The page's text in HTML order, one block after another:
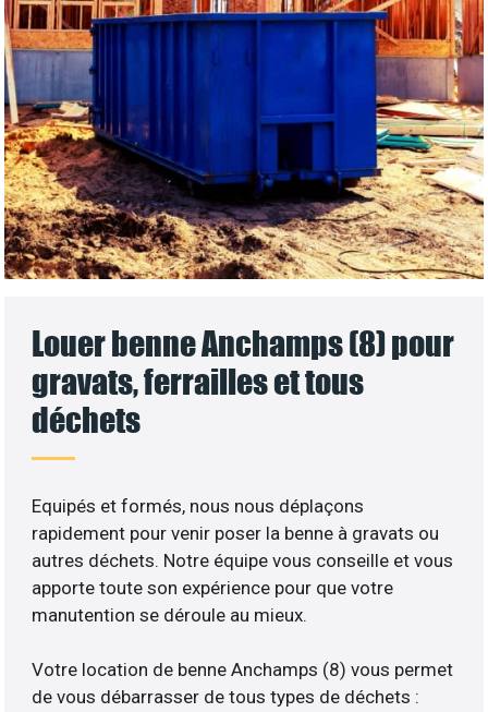
Louer benne Anchamps (8) pour
gravats, ferrailles et tous
déchets
Equipés et formés, nous nous déplaçons
rapidement pour venir poser la benne à gravats ou
autres déchets. Notre équipe vous conseille et vous
apporte toute son expérience pour que votre
manutention se déroule au mieux.
Votre location de benne Anchamps (8) vous permet
de vous débarrasser de tous types de déchets :